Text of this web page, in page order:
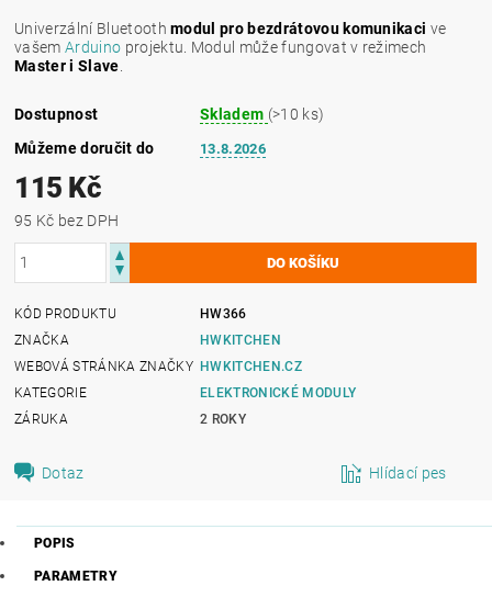
Univerzální Bluetoothmodul pro bezdrátovou komunikaci ve
vašemArduino projektu. Modul může fungovat v režimech
Master i Slave
Dostupnost Skladem (>10 ks)
Můžeme doručit do
13.8.2026
115 Kč
95 Kč bez DPH
KÓD PRODUKTU
HW366
ZNAČKA
HWKITCHEN
WEBOVÁ STRÁNKA ZNAČKY HWKITCHEN.CZ
KATEGORIE
ELEKTRONICKÉ MODULY
ZÁRUKA
2 ROKY
Dotaz Hlídací pes
POPIS
PARAMETRY